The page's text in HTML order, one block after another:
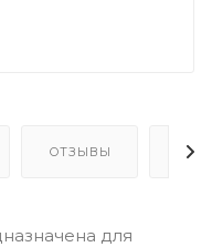
ОТЗЫВЫ
для